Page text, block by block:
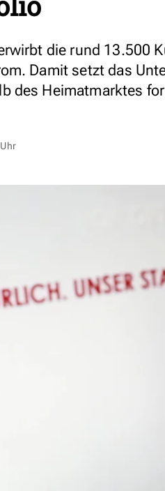
die rund 13.500
Damit setzt das
des Heimatmarktes